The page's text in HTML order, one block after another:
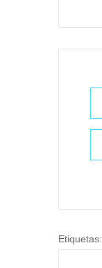
Etiquetas: